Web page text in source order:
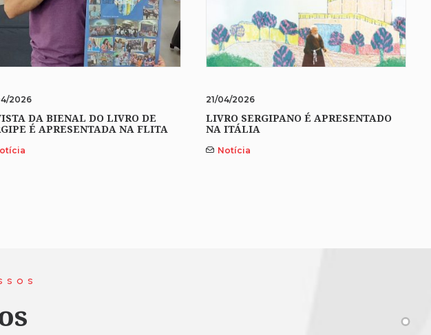
2026
DA BIENAL DO LIVRO DE
É APRESENTADA NA FLITA
21/04/2026
LIVRO SERGIPANO É APRESENTADO
NA ITÁLIA
Notícia